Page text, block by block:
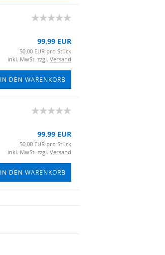
99,99 EUR
50,00 EUR pro Stück
inkl. MwSt. zzgl. Versand
IN DEN WARENKORB
99,99 EUR
50,00 EUR pro Stück
inkl. MwSt. zzgl. Versand
IN DEN WARENKORB